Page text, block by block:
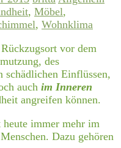
, Möbel,
, Wohnklima
vor dem
des
schädlichen Einflüssen,
auch im Inneren
angreifen können.
immer mehr im
Dazu gehören